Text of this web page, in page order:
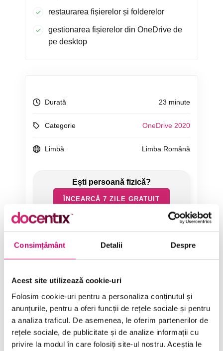
Consimțământ Detalii Despre
Acest site utilizează cookie-uri
Folosim cookie-uri pentru a personaliza conținutul și
anunțurile, pentru a oferi funcții de rețele sociale și pentru
a analiza traficul. De asemenea, le oferim partenerilor de
rețele sociale, de publicitate și de analize informații cu
privire la modul în care folosiți site-ul nostru. Aceștia le
restaurarea fișierelor și folderelor
gestionarea fișierelor din OneDrive de
pe desktop
Durată 23 minute
Categorie OneDrive 2020
Limbă Limba Română
ÎNCEARCĂ 7 ZILE GRATUIT
SOLICITĂ OFERTĂ
Categorii de Cursuri